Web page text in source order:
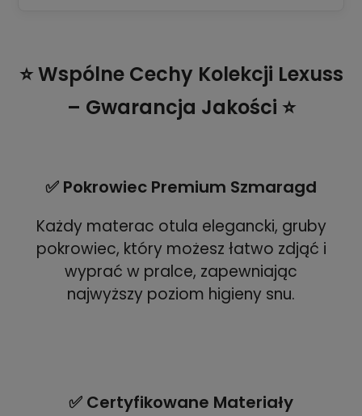
⭐ Wspólne Cechy Kolekcji Lexuss
– Gwarancja Jakości ⭐
✅ Pokrowiec Premium Szmaragd
Każdy materac otula elegancki, gruby
pokrowiec, który możesz łatwo zdjąć i
wyprać w pralce, zapewniając
najwyższy poziom higieny snu.
✅ Certyfikowane Materiały